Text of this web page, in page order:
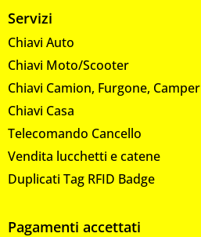
Servizi
Chiavi Auto
Chiavi Moto/Scooter
Chiavi Camion, Furgone, Camper
Chiavi Casa
Telecomando Cancello
Vendita lucchetti e catene
Duplicati Tag RFID Badge
Pagamenti accettati